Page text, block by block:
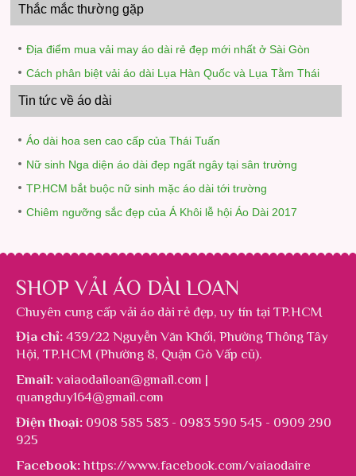
Thắc mắc thường gặp
Địa điểm mua vải may áo dài rẻ đẹp mới nhất ở Sài Gòn
Cách phân biệt vải áo dài Lụa Hàn Quốc và Lụa Tằm Thái
Tin tức về áo dài
Áo dài hoa sen cao cấp của Thái Tuấn
Nữ sinh Nga diện áo dài đẹp ngất ngây tại sân trường
TP.HCM bắt buộc nữ sinh mặc áo dài tới trường
Chiêm ngưỡng sắc đẹp của Á Khôi lễ hội Áo Dài 2017
SHOP VẢI ÁO DÀI LOAN
Chuyên cung cấp vải áo dài rẻ đẹp, uy tín tại TP.HCM
Địa chỉ: 439/22 Nguyễn Văn Khối, Phường Thông Tây
Hội, TP.HCM (Phường 8, Quận Gò Vấp cũ).
Email: vaiaodailoan@gmail.com |
quangduy164@gmail.com
Điện thoại: 0908 585 583 - 0983 590 545 - 0909 290
925
Facebook: https://www.facebook.com/vaiaodaire